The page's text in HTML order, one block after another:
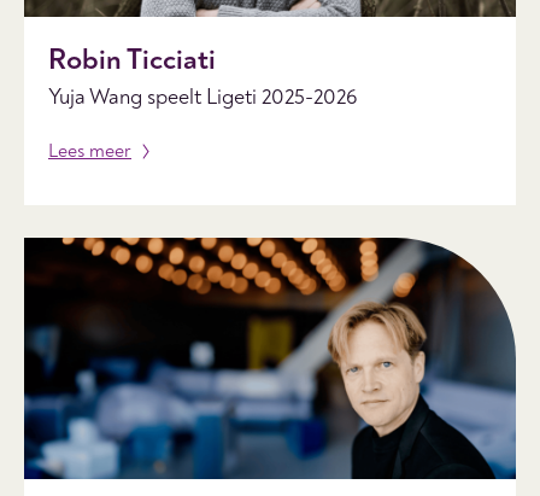
Robin Ticciati
Yuja Wang speelt Ligeti 2025-2026
Lees meer